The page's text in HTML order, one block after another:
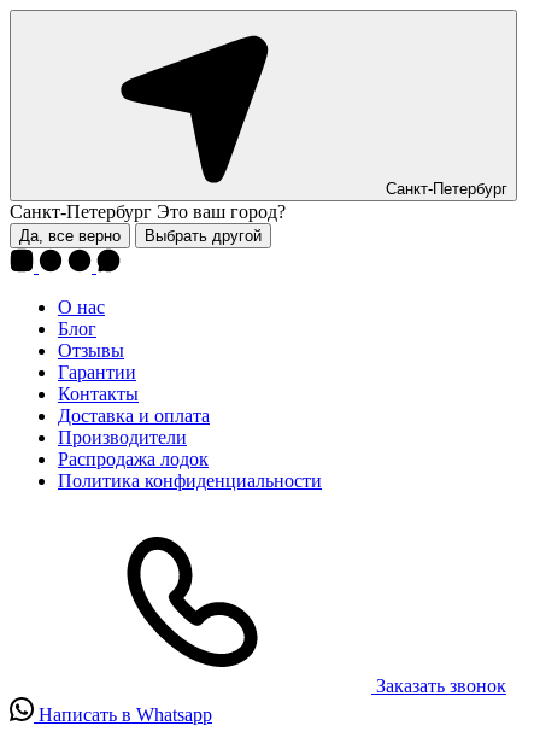
Санкт-Петербург
Санкт-Петербург Это ваш город?
Да, все верно Выбрать другой
О нас
Блог
Отзывы
Гарантии
Контакты
Доставка и оплата
Производители
Распродажа лодок
Политика конфиденциальности
Заказать звонок
Написать в Whatsapp